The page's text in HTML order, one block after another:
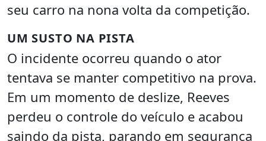
seu carro na nona volta da competição.
UM SUSTO NA PISTA
O incidente ocorreu quando o ator
tentava se manter competitivo na prova.
Em um momento de deslize, Reeves
perdeu o controle do veículo e acabou
saindo da pista, parando em segurança